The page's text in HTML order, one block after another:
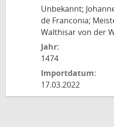
Unbekannt;
de Franconia;
Walthisar von der
Jahr:
1474
Importdatum:
17.03.2022